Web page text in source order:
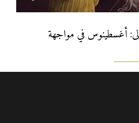
أغسطينوس في مواجهة